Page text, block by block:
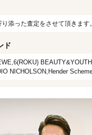
添った査定をさせて頂きます。
ド
NICHOLSON,Hender